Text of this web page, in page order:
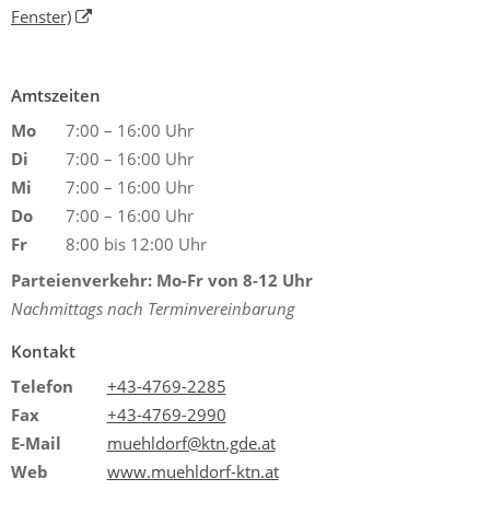
Fenster)
Amtszeiten
Mo
7:00 – 16:00 Uhr
Di
7:00 – 16:00 Uhr
Mi
7:00 – 16:00 Uhr
Do
7:00 – 16:00 Uhr
Fr
8:00 bis 12:00 Uhr
Parteienverkehr: Mo-Fr von 8-12 Uhr
Nachmittags nach Terminvereinbarung
Kontakt
Telefon
+43-4769-2285
Fax
+43-4769-2990
E-Mail
muehldorf@ktn.gde.at
Web
www.muehldorf-ktn.at